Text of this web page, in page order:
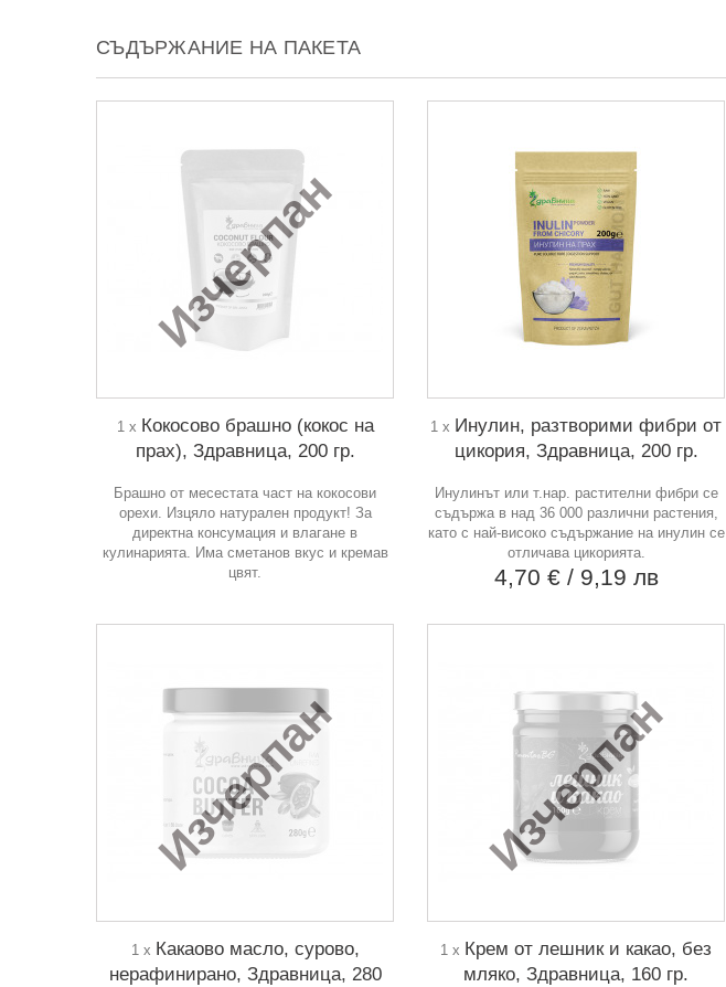
СЪДЪРЖАНИЕ НА ПАКЕТА
Изчерпан
1 x Кокосово брашно (кокос на
прах), Здравница, 200 гр.
Брашно от месестата част на кокосови
орехи. Изцяло натурален продукт! За
директна консумация и влагане в
кулинарията. Има сметанов вкус и кремав
цвят.
1 x Инулин, разтворими фибри от
цикория, Здравница, 200 гр.
Инулинът или т.нар. растителни фибри се
съдържа в над 36 000 различни растения,
като с най-високо съдържание на инулин се
отличава цикорията.
4,70 € / 9,19 лв
Изчерпан
1 x Какаово масло, сурово,
нерафинирано, Здравница, 280
Изчерпан
1 x Крем от лешник и какао, без
мляко, Здравница, 160 гр.